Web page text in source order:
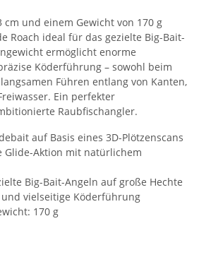
cm und einem Gewicht von 170 g
Roach ideal für das gezielte Big-Bait-
ermöglicht enorme
Köderführung – sowohl beim
Führen entlang von Kanten,
Ein perfekter
Raubfischangler.
auf Basis eines 3D-Plötzenscans
Glide-Aktion mit natürlichem
Big-Bait-Angeln auf große Hechte
vielseitige Köderführung
170 g